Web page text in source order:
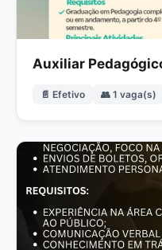
Auxiliar
📄 Efetivo 👥 1 vaga(s)